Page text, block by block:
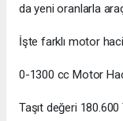
da yeni oranlarla
İşte farklı motor
0-1300 cc Motor
Taşıt değeri 180.600